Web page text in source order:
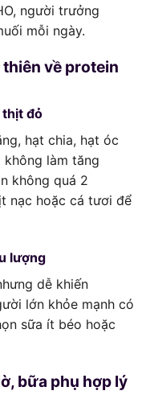
người trưởng
mỗi ngày.
về protein
thịt đỏ
hạt chia, hạt óc
làm tăng
không quá 2
nạc hoặc cá tươi để
lượng
dễ khiến
lớn khỏe mạnh có
sữa ít béo hoặc
bữa phụ hợp lý